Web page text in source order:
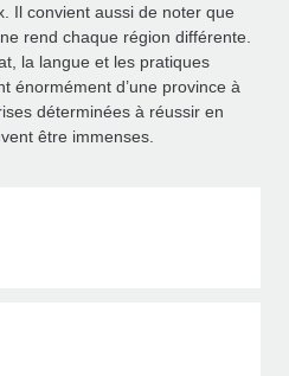
Il convient aussi de noter que
rend chaque région différente.
la langue et les pratiques
énormément d’une province à
déterminées à réussir en
être immenses.